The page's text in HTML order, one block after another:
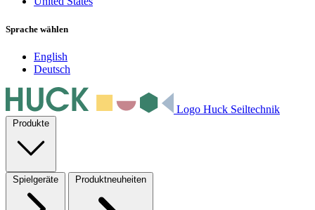
Sprache wählen
English
Deutsch
Logo Huck Seiltechnik
Produkte
Spielgeräte Produktneuheiten